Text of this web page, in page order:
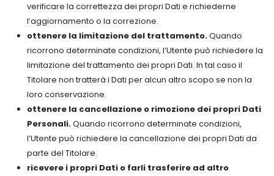
verificare la correttezza dei propri Dati e richiederne
l’aggiornamento o la correzione.
ottenere la limitazione del trattamento.Quando
ricorrono determinate condizioni, l’Utente può richiedere la
limitazione del trattamento dei propri Dati. In tal caso il
Titolare non tratterà i Dati per alcun altro scopo se non la
loro conservazione.
ottenere la cancellazione o rimozione dei propri Dati
Personali.Quando ricorrono determinate condizioni,
l’Utente può richiedere la cancellazione dei propri Dati da
parte del Titolare.
ricevere i propri Dati o farli trasferire ad altro